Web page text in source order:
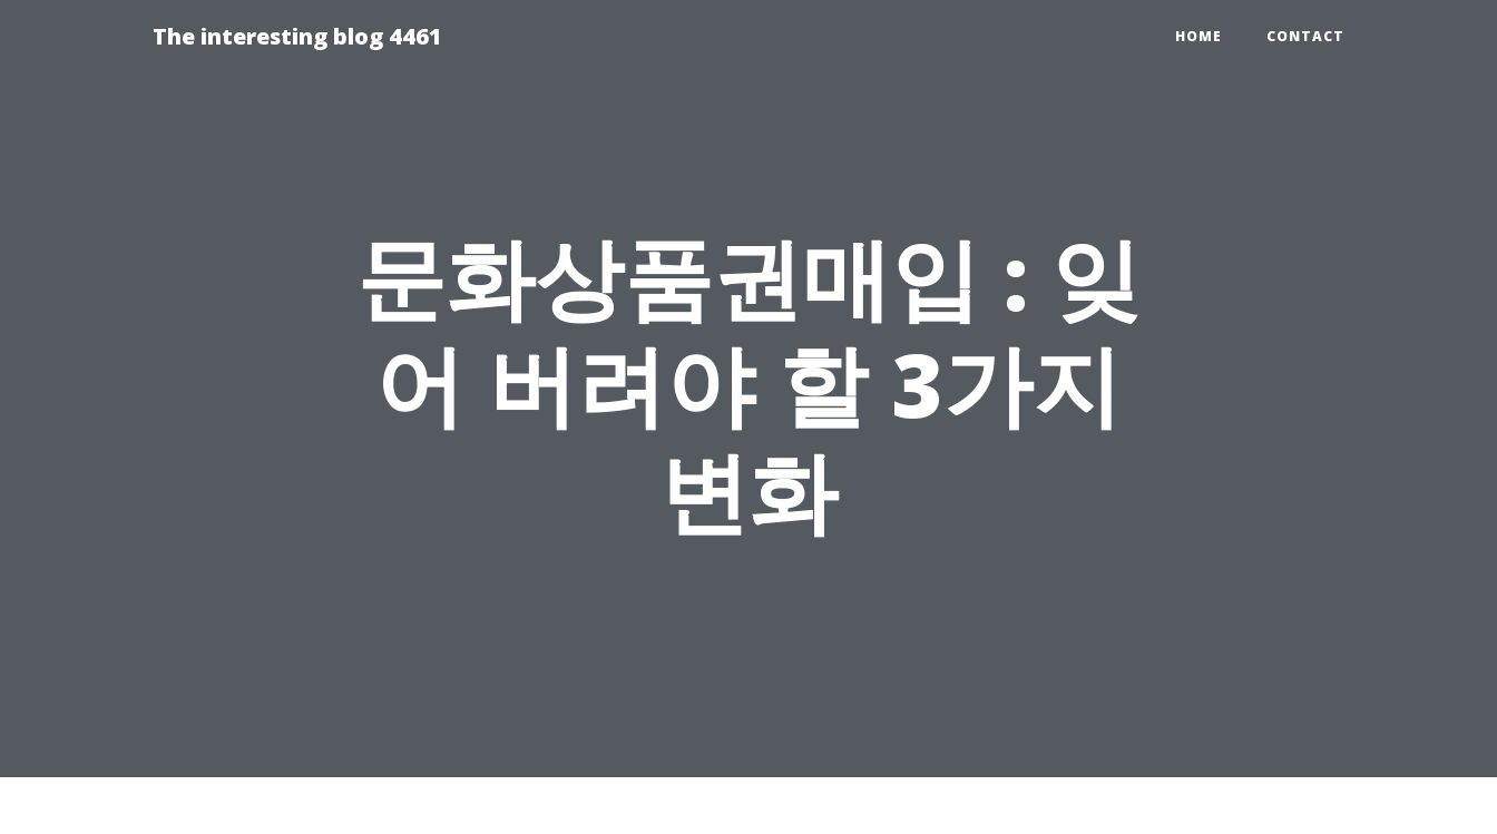
The interesting blog 4461 HOME CONTACT
문화상품권매입 : 잊
어 버려야 할 3가지
변화